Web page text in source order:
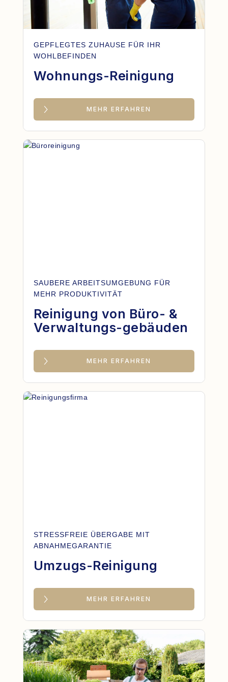
GEPFLEGTES ZUHAUSE FÜR IHR
WOHLBEFINDEN
Wohnungs-Reinigung
MEHR ERFAHREN
SAUBERE ARBEITSUMGEBUNG FÜR
MEHR PRODUKTIVITÄT
Reinigung von Büro- &
Verwaltungs-gebäuden
MEHR ERFAHREN
STRESSFREIE ÜBERGABE MIT
ABNAHMEGARANTIE
Umzugs-Reinigung
MEHR ERFAHREN